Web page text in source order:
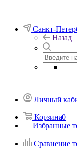
Санкт-
Назад
Личный
Корзина0
Избранные
Сравнение